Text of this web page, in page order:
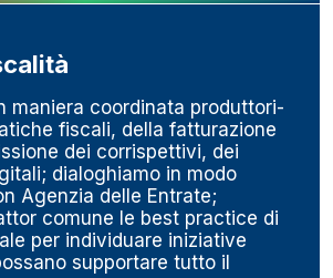
maniera coordinata produttori-
fiscali, della fatturazione
dei corrispettivi, dei
dialoghiamo in modo
Agenzia delle Entrate;
comune le best practice di
per individuare iniziative
supportare tutto il